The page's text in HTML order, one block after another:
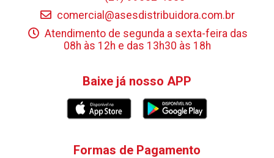
comercial@asesdistribuidora.com.br
Atendimento de segunda a sexta-feira das
08h às 12h e das 13h30 às 18h
Baixe já nosso APP
Formas de Pagamento